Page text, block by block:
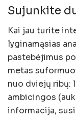
Sujunkite
Kai jau turite
lyginamąsias
pastebėjimus
metas
nuo dviejų ribų:
ambicingos
informacija,